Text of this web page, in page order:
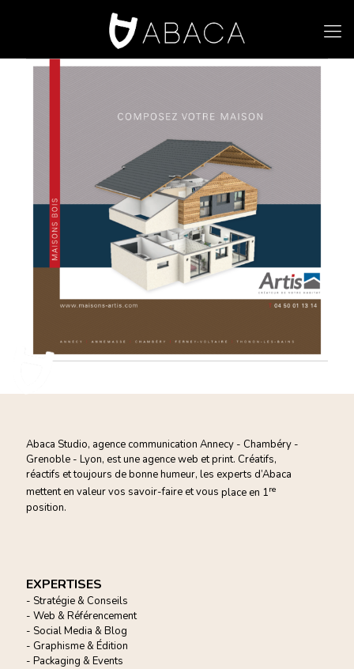
Abaca Studio, agence communication Annecy - Chambéry -
Grenoble - Lyon, est une agence web et print. Créatifs,
réactifs et toujours de bonne humeur, les experts d’Abaca
mettent en valeur vos savoir-faire et vous place en 1re
position.
EXPERTISES
- Stratégie & Conseils
- Web & Référencement
- Social Media & Blog
- Graphisme & Édition
- Packaging & Events